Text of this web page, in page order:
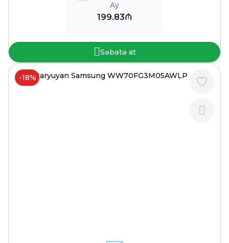
Ay
199.83₼
Səbətə at
-18%